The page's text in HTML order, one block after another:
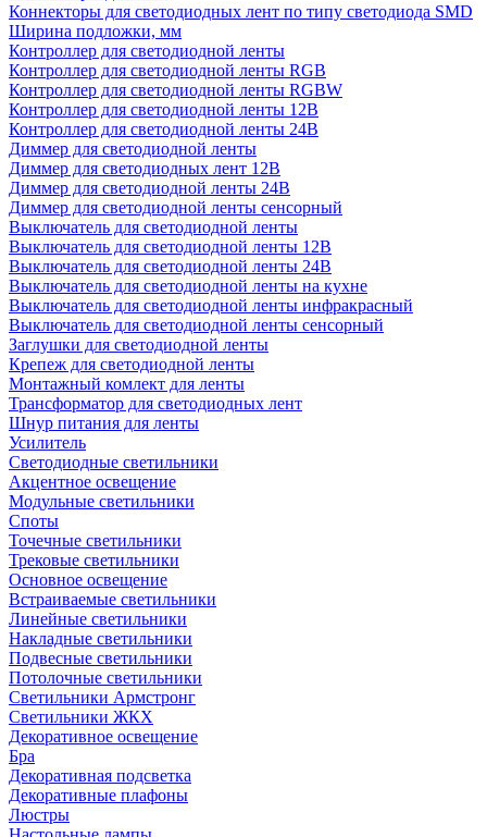
Коннекторы для светодиодных лент по типу светодиода SMD
Ширина подложки, мм
Контроллер для светодиодной ленты
Контроллер для светодиодной ленты RGB
Контроллер для светодиодной ленты RGBW
Контроллер для светодиодной ленты 12В
Контроллер для светодиодной ленты 24В
Диммер для светодиодной ленты
Диммер для светодиодных лент 12В
Диммер для светодиодной ленты 24В
Диммер для светодиодной ленты сенсорный
Выключатель для светодиодной ленты
Выключатель для светодиодной ленты 12В
Выключатель для светодиодной ленты 24В
Выключатель для светодиодной ленты на кухне
Выключатель для светодиодной ленты инфракрасный
Выключатель для светодиодной ленты сенсорный
Заглушки для светодиодной ленты
Крепеж для светодиодной ленты
Монтажный комлект для ленты
Трансформатор для светодиодных лент
Шнур питания для ленты
Усилитель
Светодиодные светильники
Акцентное освещение
Модульные светильники
Споты
Точечные светильники
Трековые светильники
Основное освещение
Встраиваемые светильники
Линейные светильники
Накладные светильники
Подвесные светильники
Потолочные светильники
Светильники Армстронг
Светильники ЖКХ
Декоративное освещение
Бра
Декоративная подсветка
Декоративные плафоны
Люстры